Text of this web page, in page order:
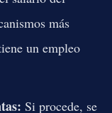
más
un empleo
Si procede, se